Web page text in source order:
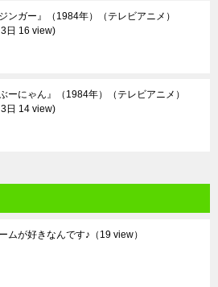
ンガー』（1984年）（テレビアニメ）
日 16 view
ーにゃん』（1984年）（テレビアニメ）
日 14 view
ムが好きなんです♪ （19 view）